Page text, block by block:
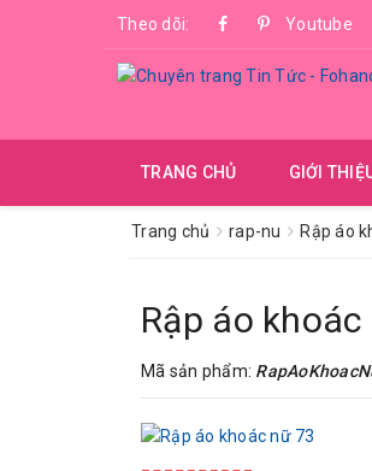
Theo dõi: Youtube
TRANG CHỦ GIỚI
Trang chủ rap-nu Rập áo
Rập áo
Mã sản phẩm: